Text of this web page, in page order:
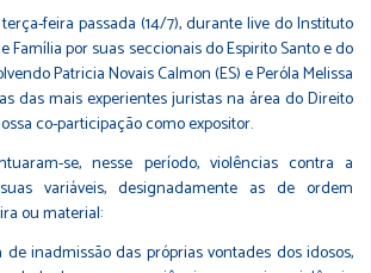
feira passada (14/7), durante live do Instituto
Família por suas seccionais do Espirito Santo e do
Patricia Novais Calmon (ES) e Peróla Melissa
das mais experientes juristas na área do Direito
co-participação como expositor.
se, nesse período, violências contra a
variáveis, designadamente as de ordem
ou material:
inadmissão das próprias vontades dos idosos,